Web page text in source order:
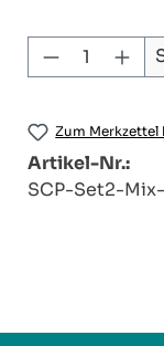
Produkt
Zum Merkzettel
Artikel-Nr.:
SCP-Set2-